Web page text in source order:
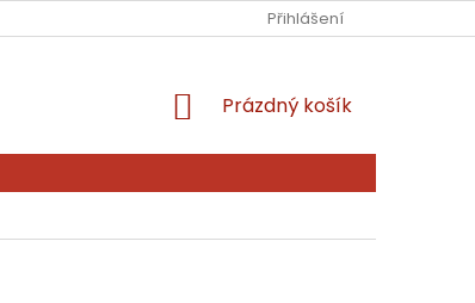
PRODÁVANÉ ZNAČKY NAPIŠTE NÁM
Přihlášení
NÁKUPNÍ
Prázdný košík